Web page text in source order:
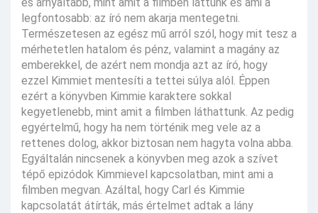
legfontosabb: az író nem akarja mentegetni.
Természetesen az egész mű arról szól, hogy mit tesz a
mérhetetlen hatalom és pénz, valamint a magány az
emberekkel, de azért nem mondja azt az író, hogy
ezzel Kimmiet mentesíti a tettei súlya alól. Éppen
ezért a könyvben Kimmie karaktere sokkal
kegyetlenebb, mint amit a filmben láthattunk. Az pedig
egyértelmű, hogy ha nem történik meg vele az a
rettenes dolog, akkor biztosan nem hagyta volna abba.
Egyáltalán nincsenek a könyvben meg azok a szívet
tépő epizódok Kimmievel kapcsolatban, mint ami a
filmben megvan. Azáltal, hogy Carl és Kimmie
kapcsolatát átírták, más értelmet adtak a lány